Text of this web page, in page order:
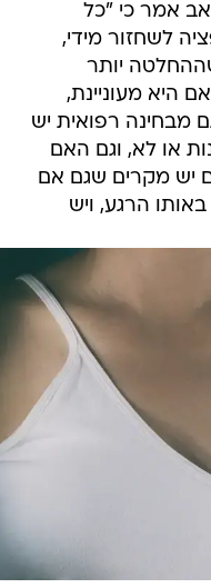
אמר כי "כל
לשחזור מידי,
יותר
היא מעוניינת,
מבחינה רפואית יש
או לא, וגם האם
יש מקרים שגם אם
הרגע, ויש